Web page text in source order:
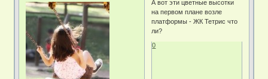
А вот эти цветные высотки
на первом плане возле
платформы - ЖК Тетрис что
ли?
0